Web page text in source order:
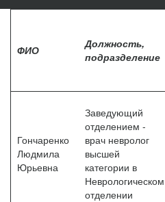
ФИО
Должность,
подразделение
Гончаренко
Людмила
Юрьевна
Заведующий
отделением -
врач невролог
высшей
категории в
Неврологическом
отделении